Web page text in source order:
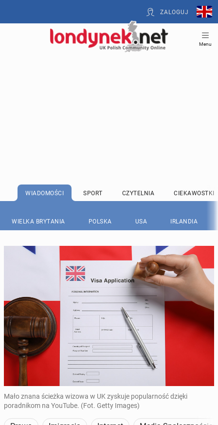
ZALOGUJ
Menu
WIADOMOŚCI SPORT CZYTELNIA CIEKAWOSTKI
WIELKA BRYTANIA POLSKA USA IRLANDIA
Mało znana ścieżka wizowa w UK zyskuje popularność dzięki
poradnikom na YouTube. (Fot. Getty Images)